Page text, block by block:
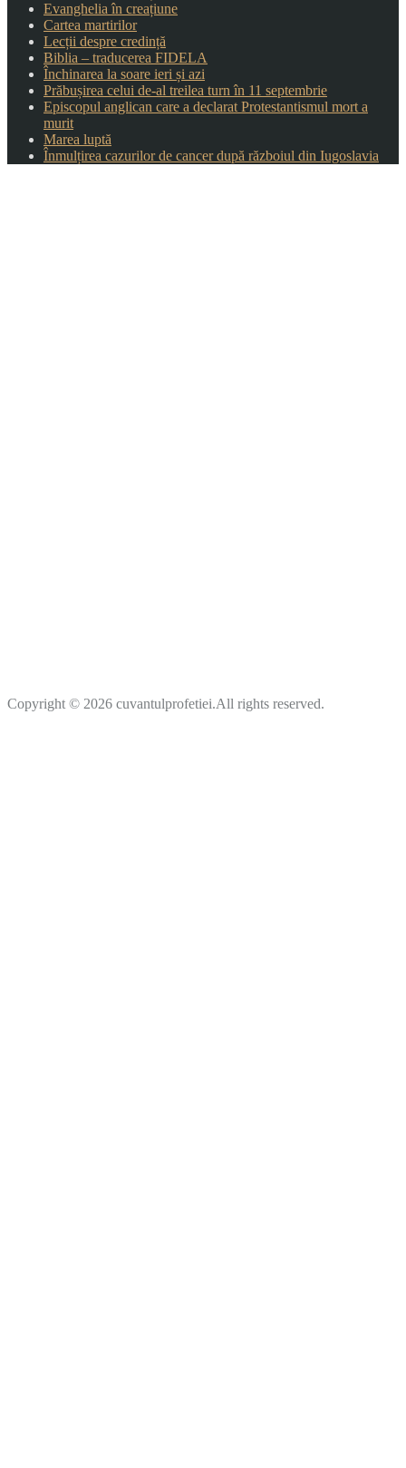
Evanghelia în creațiune
Cartea martirilor
Lecții despre credință
Biblia – traducerea FIDELA
Închinarea la soare ieri și azi
Prăbușirea celui de-al treilea turn în 11 septembrie
Episcopul anglican care a declarat Protestantismul mort a
murit
Marea luptă
Înmulțirea cazurilor de cancer după războiul din Iugoslavia
Copyright © 2026 cuvantulprofetiei.All rights reserved.